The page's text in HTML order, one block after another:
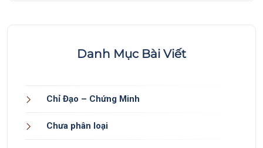
Danh Mục Bài Viết
Chỉ Đạo – Chứng Minh
Chưa phân loại